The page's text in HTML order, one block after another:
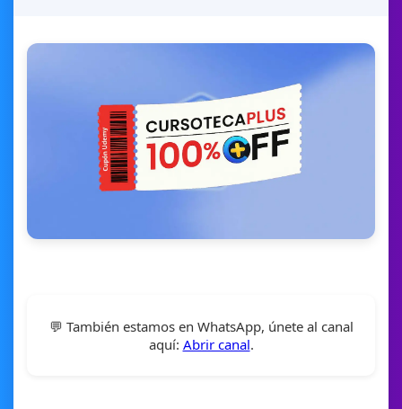
💬 También estamos en WhatsApp, únete al canal
aquí: Abrir canal.